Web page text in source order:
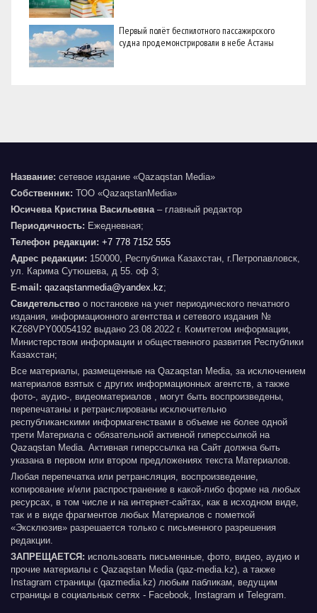
Первый полёт беспилотного пассажирского
судна продемонстрировали в небе Астаны
Название: сетевое издание «Qazaqstan Media»
Собственник: ТОО «QazaqstanMedia»
Юсичева Кристина Васильевна – главный редактор
Периодичность: Ежедневная;
Телефон редакции: +7 778 7152 555
Адрес редакции: 150000, Республика Казахстан, г.Петропавловск,
ул. Карима Сутюшева, д 55. оф 3;
E-mail: qazaqstanmedia@yandex.kz;
Свидетельство о постановке на учет периодического печатного
издания, информационного агентства и сетевого издания №
KZ68VPY00054192 выдано 23.08.2022 г. Комитетом информации,
Министерством информации и общественного развития Республики
Казахстан;
Все материалы, размещенные на Qazaqstan Media, за исключением
материалов взятых с других информационных агентств, а также
фото-, аудио-, видеоматериалов , могут быть воспроизведены,
перепечатаны и ретранслированы исключительно
республиканскими информагенствами в объеме не более одной
трети Материала с обязательной активной гиперссылкой на
Qazaqstan Media. Активная гиперссылка на Сайт должна быть
указана в первом или втором предложениях текста Материалов.
Любая перепечатка или ретрансляция, воспроизведение,
копирование и/или распространение в какой-либо форме на любых
ресурсах, в том числе и на интернет-сайтах, как в исходном виде,
так и в виде фрагментов любых Материалов с пометкой
«Эксклюзив» разрешается только с письменного разрешения
редакции.
ЗАПРЕЩАЕТСЯ: использовать письменные, фото, видео, аудио и
прочие материалы с Qazaqstan Media (qaz-media.kz), а также
Instagram страницы (qazmedia.kz) любым пабликам, ведущим
страницы в социальных сетях - Facebook, Instagram и Telegram.